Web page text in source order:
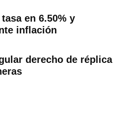
en 6.50% y
inflación
derecho de réplica